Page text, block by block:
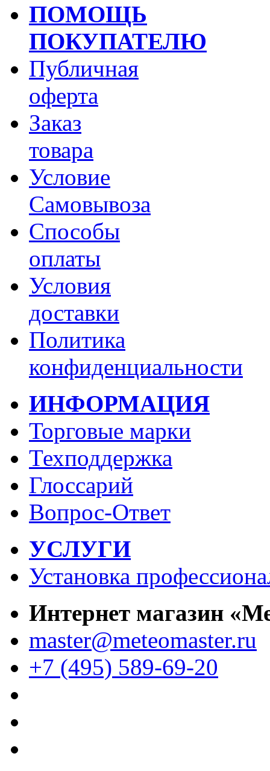
ПОМОЩЬ
ПОКУПАТЕЛЮ
Публичная
оферта
Заказ
товара
Условие
Самовывоза
Способы
оплаты
Условия
доставки
Политика
конфиденциальности
ИНФОРМАЦИЯ
Торговые марки
Техподдержка
Глоссарий
Вопрос-Ответ
УСЛУГИ
Установка
Интернет магазин
master@meteomaster.ru
+7 (495) 589-69-20